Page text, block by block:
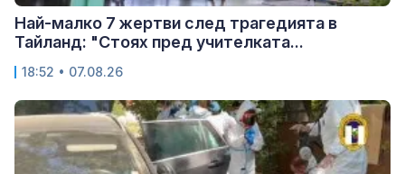
Най-малко 7 жертви след трагедията в
Тайланд: "Стоях пред учителката...
18:52 • 07.08.26